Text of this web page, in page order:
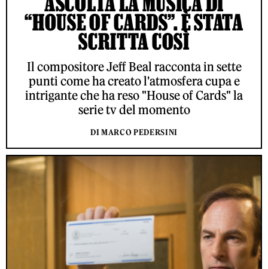
“HOUSE OF CARDS”. È STATA
SCRITTA COSÌ
Il compositore Jeff Beal racconta in sette
punti come ha creato l'atmosfera cupa e
intrigante che ha reso "House of Cards" la
serie tv del momento
DI MARCO PEDERSINI